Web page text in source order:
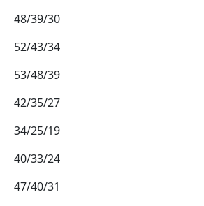
48/39/30
52/43/34
53/48/39
42/35/27
34/25/19
40/33/24
47/40/31